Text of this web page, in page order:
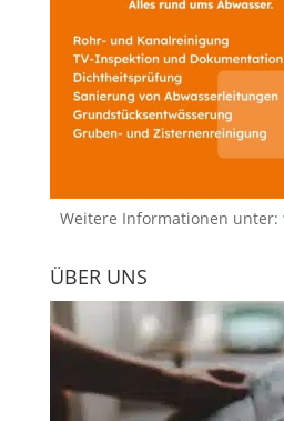
Weitere Informationen unter:
ÜBER UNS